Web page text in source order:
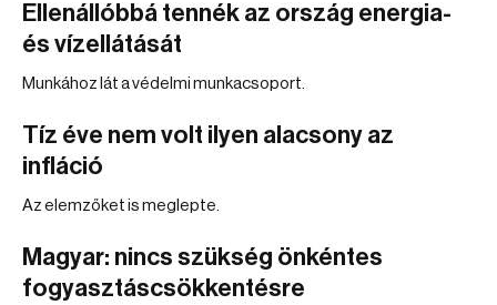
Ellenállóbbá tennék az ország energia-
és vízellátását
Munkához lát a védelmi munkacsoport.
Tíz éve nem volt ilyen alacsony az
infláció
Az elemzőket is meglepte.
Magyar: nincs szükség önkéntes
fogyasztáscsökkentésre